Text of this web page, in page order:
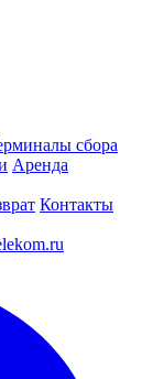
сбора
Аренда
Контакты